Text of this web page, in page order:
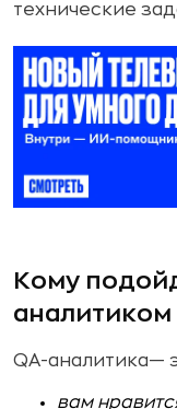
технические
Кому
аналитиком
QA-аналитика—
вам